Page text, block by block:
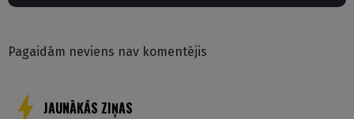
Pagaidām neviens nav komentējis
JAUNĀKĀS ZIŅAS